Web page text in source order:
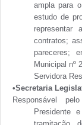
ampla para
estudo de
representar
contratos;
pareceres;
Municipal nº
Servidora
•Secretaria
Responsável
Presidente